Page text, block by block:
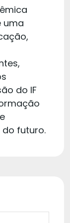
uma
do IF
futuro.